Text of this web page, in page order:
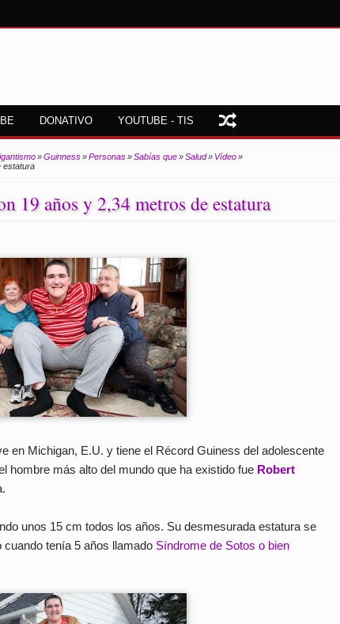
DONATIVO YOUTUBE - TIS
»Guinness»Personas»Sabías que»Salud» Vídeo»
estatura
19 años y 2,34 metros de estatura
en Michigan, E.U. y tiene el Récord Guiness del adolescente
hombre más alto del mundo que ha existido fue Robert
unos 15 cm todos los años. Su desmesurada estatura se
tenía 5 años llamado Síndrome de Sotos o bien